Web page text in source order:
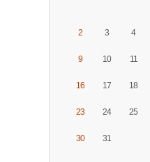
2 3 4
9 10 11
16 17 18
23 24 25
30 31